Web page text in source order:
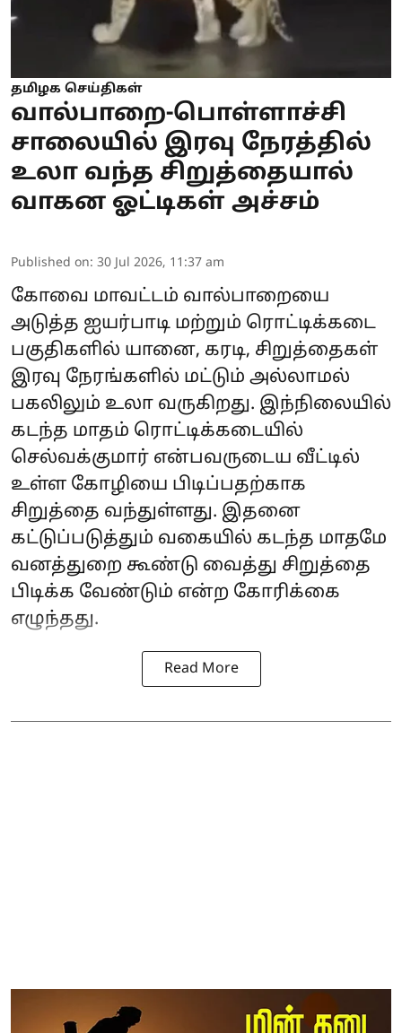
தமிழக செய்திகள்
வால்பாறை-பொள்ளாச்சி
சாலையில் இரவு நேரத்தில்
உலா வந்த சிறுத்தையால்
வாகன ஓட்டிகள் அச்சம்
Published on: 30 Jul 2026, 11:37 am
கோவை மாவட்டம் வால்பாறையை
அடுத்த ஐயர்பாடி மற்றும் ரொட்டிக்கடை
பகுதிகளில் யானை, கரடி, சிறுத்தைகள்
இரவு நேரங்களில் மட்டும் அல்லாமல்
பகலிலும் உலா வருகிறது. இந்நிலையில்
கடந்த மாதம் ரொட்டிக்கடையில்
செல்வக்குமார் என்பவருடைய வீட்டில்
உள்ள கோழியை பிடிப்பதற்காக
சிறுத்தை வந்துள்ளது. இதனை
கட்டுப்படுத்தும் வகையில் கடந்த மாதமே
வனத்துறை கூண்டு வைத்து சிறுத்தை
பிடிக்க வேண்டும் என்ற கோரிக்கை
எழுந்தது.
Read More